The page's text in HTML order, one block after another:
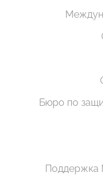
Бюро по
Поддержка